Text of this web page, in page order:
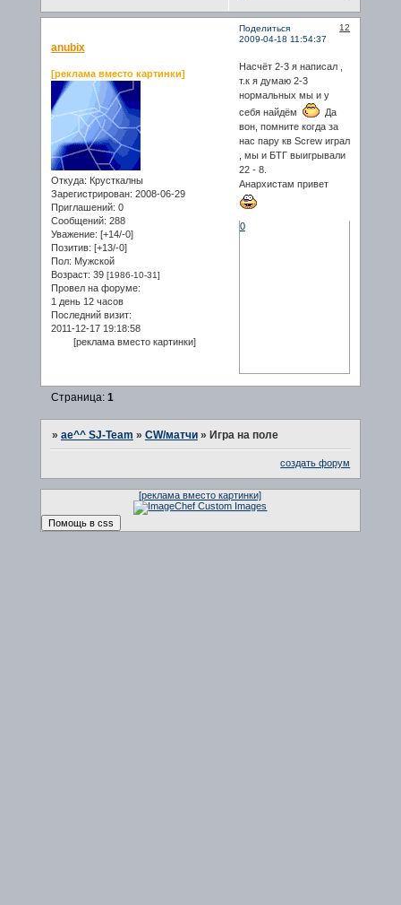
Поделиться
12
2009-04-18 11:54:37
anubix
[реклама вместо картинки]
Откуда: Крусткалны
Зарегистрирован: 2008-06-29
Приглашений: 0
Сообщений: 288
Уважение: [+14/-0]
Позитив: [+13/-0]
Пол: Мужской
Возраст: 39 [1986-10-31]
Провел на форуме:
1 день 12 часов
Последний визит:
2011-12-17 19:18:58
[реклама вместо картинки]
Насчёт 2-3 я написал ,
т.к я думаю 2-3
нормальных мы и у
себя найдём
Да
вон, помните когда за
нас пару кв Screw играл
, мы и БТГ выигрывали
22 - 8.
Анархистам привет
0
Страница: 1
» ae^^ SJ-Team » CW/матчи » Игра на поле
создать форум
[реклама вместо картинки]